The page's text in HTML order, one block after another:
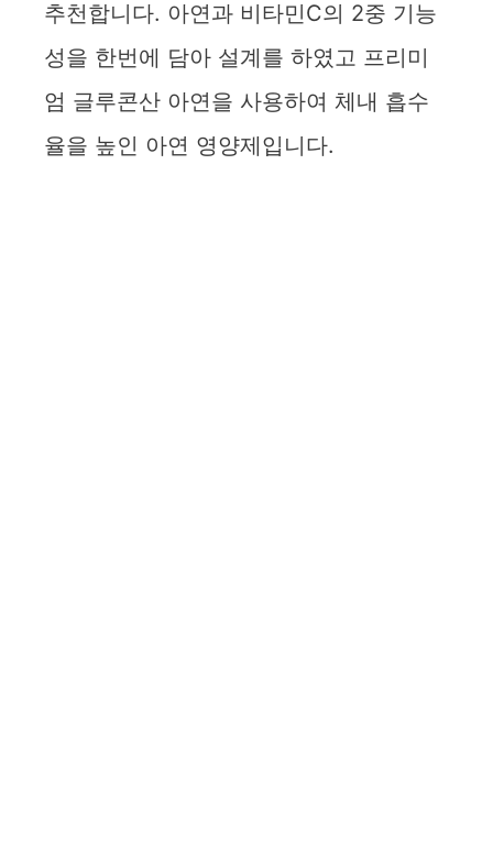
추천합니다. 아연과 비타민C의 2중 기능
성을 한번에 담아 설계를 하였고 프리미
엄 글루콘산 아연을 사용하여 체내 흡수
율을 높인 아연 영양제입니다.